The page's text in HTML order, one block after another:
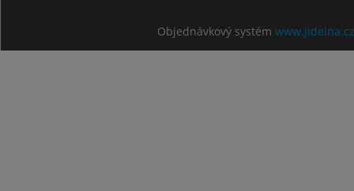
Objednávkový systém www.jidelna.cz